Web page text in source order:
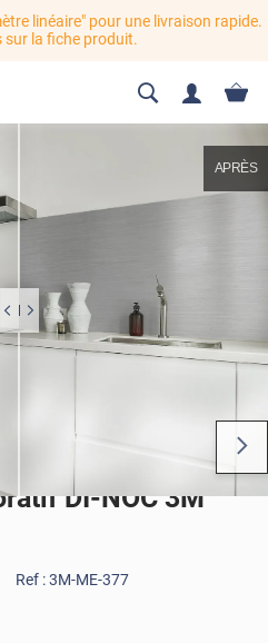
linéaire" pour une livraison rapide.
sur la fiche produit.
APRÈS
DI-NOC 3M
Ref :3M-ME-377